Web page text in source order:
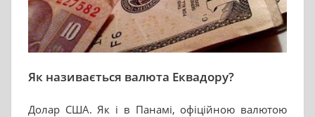
Як називається валюта Еквадору?
Долар США. Як і в Панамі, офіційною валютою